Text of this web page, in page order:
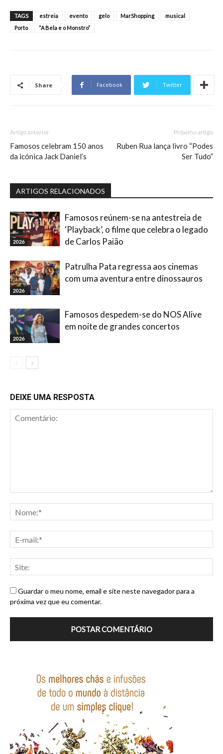
TAGS estreia evento gelo MarShopping
musical
Porto
“A Bela e o Monstro”
Share Facebook Twitter
Artigo anterior
Famosos celebram 150 anos
da icónica Jack Daniel’s
Próximo artigo
Ruben Rua lança livro “Podes
Ser Tudo”
ARTIGOS RELACIONADOS
2026
Famosos reúnem-se na antestreia de
‘Playback’, o filme que celebra o legado
de Carlos Paião
2026
Patrulha Pata regressa aos cinemas
com uma aventura entre dinossauros
2026
Famosos despedem-se do NOS Alive
em noite de grandes concertos
DEIXE UMA RESPOSTA
Guardar o meu nome, email e site neste navegador para a
próxima vez que eu comentar.